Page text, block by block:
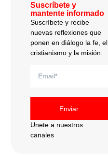
Suscríbete y
mantente informado
Suscríbete y recibe
nuevas reflexiones que
ponen en diálogo la fe, el
cristianismo y la misión.
Enviar
Unete a nuestros
canales